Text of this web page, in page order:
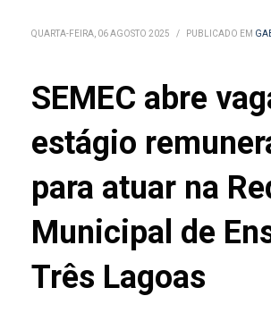
QUARTA-FEIRA, 06 AGOSTO 2025 / PUBLICADO EM
SEMEC abre
estágio
para atuar na
Municipal de
Três Lagoas